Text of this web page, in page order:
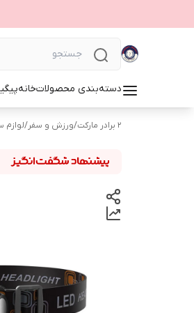
دسته‌بندی محصولاتخانه
۲ برادر مارکت /ورزش و سفر/لوازم